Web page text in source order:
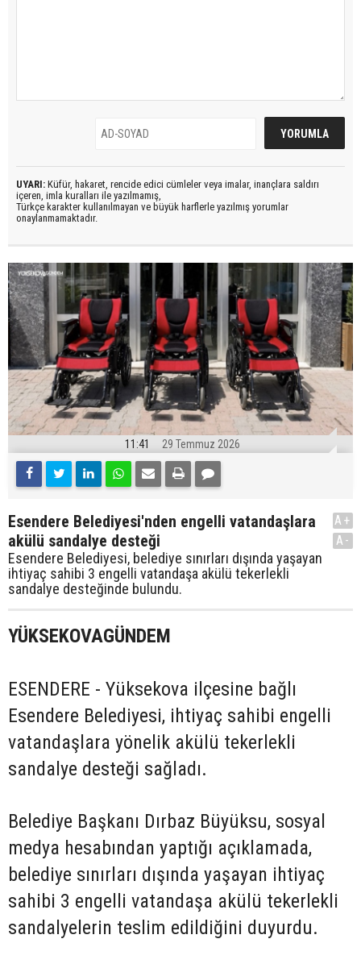
UYARI: Küfür, hakaret, rencide edici cümleler veya imalar, inançlara saldırı
içeren, imla kuralları ile yazılmamış,
Türkçe karakter kullanılmayan ve büyük harflerle yazılmış yorumlar
onaylanmamaktadır.
11:41 29 Temmuz 2026
Esendere Belediyesi'nden engelli vatandaşlara
akülü sandalye desteği
Esendere Belediyesi, belediye sınırları dışında yaşayan
ihtiyaç sahibi 3 engelli vatandaşa akülü tekerlekli
sandalye desteğinde bulundu.
A+
A-
YÜKSEKOVAGÜNDEM
ESENDERE - Yüksekova ilçesine bağlı
Esendere Belediyesi, ihtiyaç sahibi engelli
vatandaşlara yönelik akülü tekerlekli
sandalye desteği sağladı.
Belediye Başkanı Dırbaz Büyüksu, sosyal
medya hesabından yaptığı açıklamada,
belediye sınırları dışında yaşayan ihtiyaç
sahibi 3 engelli vatandaşa akülü tekerlekli
sandalyelerin teslim edildiğini duyurdu.